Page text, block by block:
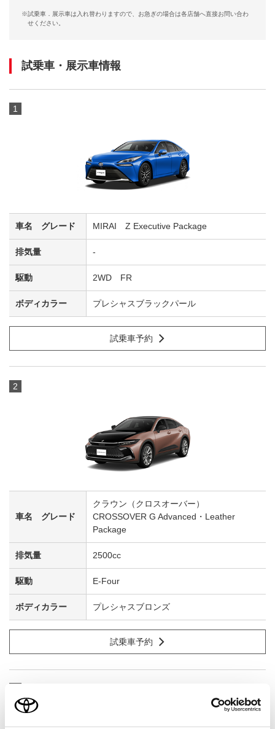
※試乗車．展示車は入れ替わりますので、お急ぎの場合は各店舗へ直接お問い合わ
せください。
試乗車・展示車情報
1
MIRAI Z Executive Package
-
2WD FR
プレシャスブラックパール
試乗車予約
2
クラウン（クロスオーバー）
CROSSOVER G Advanced・Leather
Package
2500cc
E-Four
プレシャスブロンズ
試乗車予約